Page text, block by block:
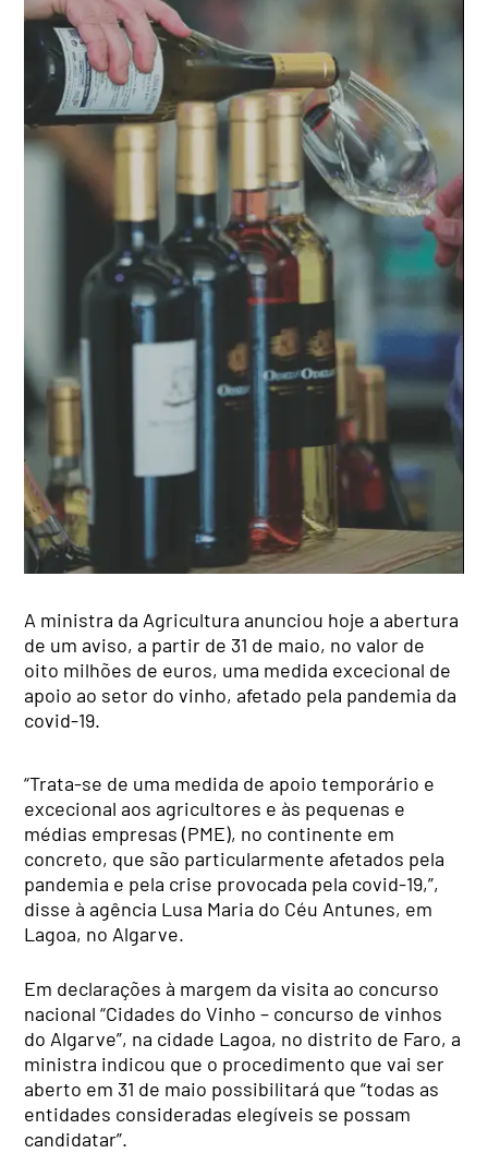
A ministra da Agricultura anunciou hoje a abertura
de um aviso, a partir de 31 de maio, no valor de
oito milhões de euros, uma medida excecional de
apoio ao setor do vinho, afetado pela pandemia da
covid-19.
“Trata-se de uma medida de apoio temporário e
excecional aos agricultores e às pequenas e
médias empresas (PME), no continente em
concreto, que são particularmente afetados pela
pandemia e pela crise provocada pela covid-19,”,
disse à agência Lusa Maria do Céu Antunes, em
Lagoa, no Algarve.
Em declarações à margem da visita ao concurso
nacional “Cidades do Vinho – concurso de vinhos
do Algarve”, na cidade Lagoa, no distrito de Faro, a
ministra indicou que o procedimento que vai ser
aberto em 31 de maio possibilitará que “todas as
entidades consideradas elegíveis se possam
candidatar”.